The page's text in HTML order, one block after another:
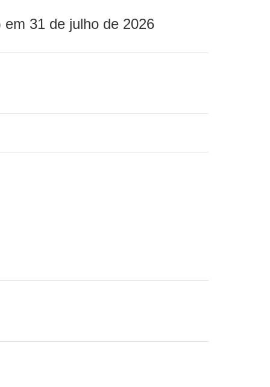
31 de julho de 2026